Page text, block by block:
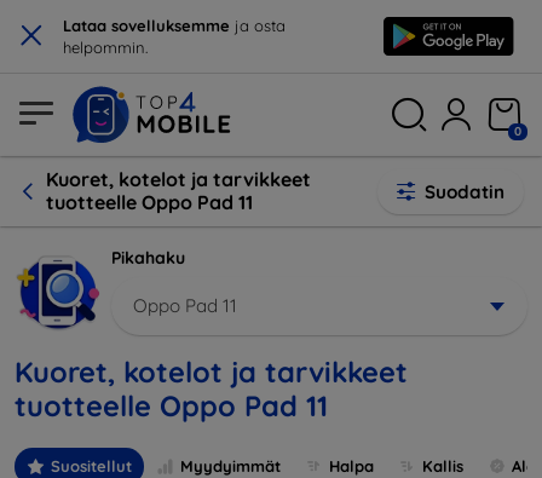
× Lataa sovelluksemme ja osta
helpommin.
0
Kuoret, kotelot ja tarvikkeet
tuotteelle Oppo Pad 11
Suodatin
Pikahaku
Oppo Pad 11
Kuoret, kotelot ja tarvikkeet
tuotteelle Oppo Pad 11
Suositellut Myydyimmät Halpa Kallis